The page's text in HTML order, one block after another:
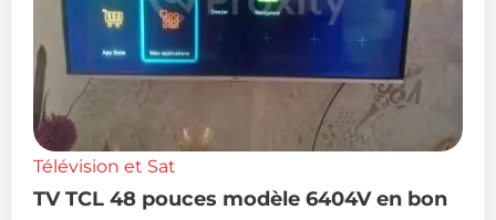
Télévision et Sat
TV TCL 48 pouces modèle 6404V en bon